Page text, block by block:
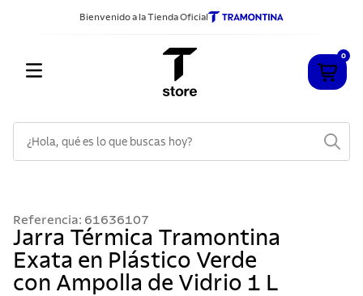
Bienvenido a la Tienda Oficial
0
Referencia: 61636107
Jarra Térmica Tramontina
Exata en Plástico Verde
con Ampolla de Vidrio 1 L
2 .
sarten
3.
cubiertos
4.
ollas